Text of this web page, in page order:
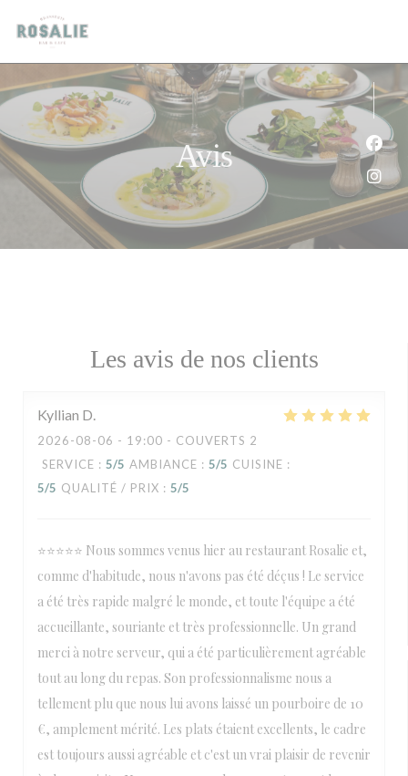
Personnalisation de vos choix en matière de cookies
Avis
Les avis de nos clients
Kyllian D
2026-08-06 - 19:00 - COUVERTS 2
SERVICE : 5/5 AMBIANCE : 5/5 CUISINE :
5/5 QUALITÉ / PRIX : 5/5
⭐⭐⭐⭐⭐ Nous sommes venus hier au restaurant Rosalie et,
comme d'habitude, nous n'avons pas été déçus ! Le service
a été très rapide malgré le monde, et toute l'équipe a été
accueillante, souriante et très professionnelle. Un grand
merci à notre serveur, qui a été particulièrement agréable
tout au long du repas. Son professionnalisme nous a
tellement plu que nous lui avons laissé un pourboire de 10
€, amplement mérité. Les plats étaient excellents, le cadre
est toujours aussi agréable et c'est un vrai plaisir de revenir